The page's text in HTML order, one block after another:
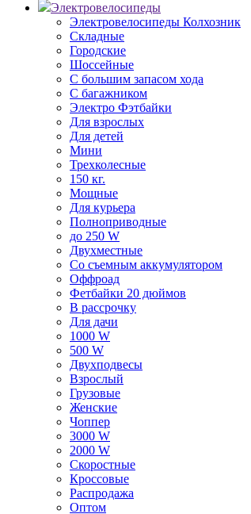
Электровелосипеды
Электровелосипеды Колхозник
Складные
Городские
Шоссейные
С большим запасом хода
С багажником
Электро Фэтбайки
Для взрослых
Для детей
Мини
Трехколесные
150 кг.
Мощные
Для курьера
Полноприводные
до 250 W
Двухместные
Со съемным аккумулятором
Оффроад
Фетбайки 20 дюймов
В рассрочку
Для дачи
1000 W
500 W
Двухподвесы
Взрослый
Грузовые
Женские
Чоппер
3000 W
2000 W
Скоростные
Кроссовые
Распродажа
Оптом